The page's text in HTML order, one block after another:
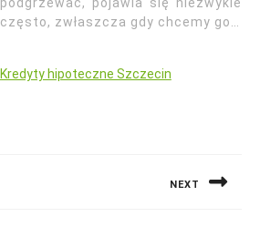
często, zwłaszcza gdy chcemy go…
Kredyty hipoteczne Szczecin
NEXT